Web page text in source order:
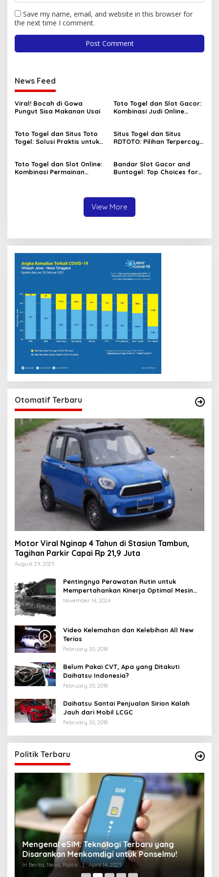
Save my name, email, and website in this browser for
the next time I comment.
News Feed
Viral! Bocah di Gowa
Pungut Sisa Makanan Usai
Toto Togel dan Slot Gacor:
Kombinasi Judi Online
Toto Togel dan Situs Toto
Togel: Solusi Praktis untuk
Situs Togel dan Situs
RDTOTO: Pilihan Terpercaya
Toto Togel dan Slot Online:
Kombinasi Permainan
Bandar Slot Gacor and
Buntogel: Top Choices for
View More
Otomatif Terbaru
Motor Viral Nginap 4 Tahun di Stasiun Tambun,
Tagihan Parkir Capai Rp 21,9 Juta
August 29, 2025
Pentingnya Perawatan Rutin untuk
Mempertahankan Kinerja Optimal Mesin
Motor Matic Anda
November 14, 2024
Video Kelemahan dan Kelebihan All New
Terios
February 20, 2018
Belum Pakai CVT, Apa yang Ditakuti
Daihatsu Indonesia?
February 20, 2018
Daihatsu Santai Penjualan Sirion Kalah
Jauh dari Mobil LCGC
February 20, 2018
Politik Terbaru
Mengenal eSIM: Teknologi Terbaru yang
Disarankan Menkomdigi untuk Ponselmu!
In Berita, News, Politik | April 14, 2025